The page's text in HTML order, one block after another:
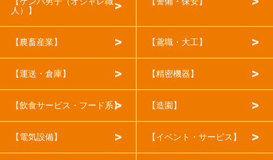
人）】
【農畜産業】 【鳶職・大工】
【運送・倉庫】 【精密機器】
【飲食サービス・フード系】 【造園】
【電気設備】 【イベント・サービス】